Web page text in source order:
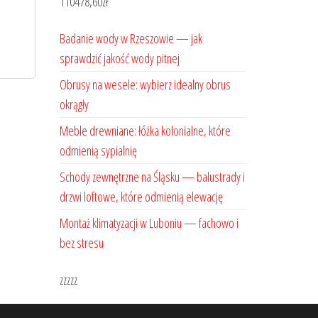
Badanie wody w Rzeszowie — jak
sprawdzić jakość wody pitnej
Obrusy na wesele: wybierz idealny obrus
okrągły
Meble drewniane: łóżka kolonialne, które
odmienią sypialnię
Schody zewnętrzne na Śląsku — balustrady i
drzwi loftowe, które odmienią elewację
Montaż klimatyzacji w Luboniu — fachowo i
bez stresu
zzzzz